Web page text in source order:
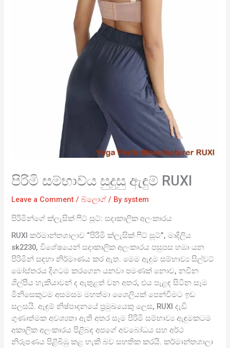
පිරිමි සම්භාව්ය සුදුසු ඇඳුම් RUXI
Leave a Comment /බ්ලොග් / By system
පිරිමින්ගේ ක්ලැසික් ෆිට් සූට්: සදාකාලික අලංකාරය
RUXI කර්මාන්තශාලාව “පිරිමි ක්ලැසික් ෆිට් සූට්”, මාදිලිය
sk2230, විශේෂයෙන් සදාකාලික අලංකාරය පසුපස හඹා යන
පිරිමින් සඳහා නිර්මාණය කර ඇත. මෙම ඇඳුම සම්භාව්‍ය සිල්වට්
මෝස්තරය දිගටම කරගෙන යනවා පමණක් නොව, නවීන
ශිල්පීය හැකියාවන් ද ඇතුළත් වන අතර, එය පැළඳ සිටින සෑම
මිනිසෙකුටම අසමසම මහත්මා ශෛලියක් පෙන්වීමට ඉඩ
සලසයි. ඇඳුම් නිෂ්පාදනයේ ප්‍රමුඛයෙකු ලෙස, RUXI දැඩි
ගුණාත්මක අවශ්‍යතා ඇති අතර සෑම පිරිමි සම්භාව්‍ය ඇඳුමකටම
අකාලික අලංකාරය පිළිබඳ අපගේ අවබෝධය සහ අර්ථ
නිරූපණය පිළිබිඹු කළ හැකි බව සහතික කරයි. කර්මාන්තශාලා